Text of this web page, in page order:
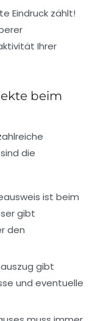
Eindruck zählt!
Ihrer
beim
die
ist beim
gibt
den
gibt
und eventuelle